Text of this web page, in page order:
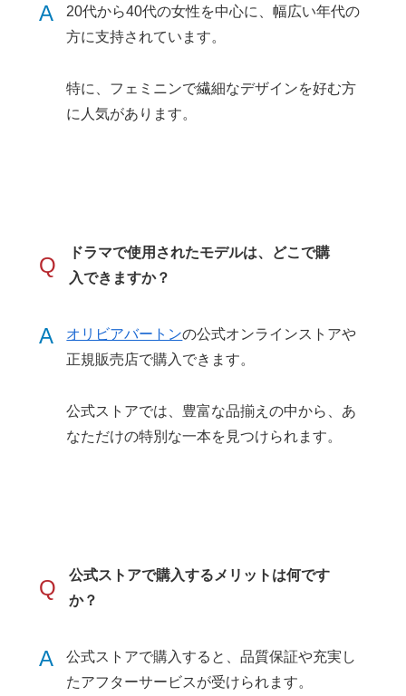
A
20代から40代の女性を中心に、幅広い年代の
方に支持されています。
特に、フェミニンで繊細なデザインを好む方
に人気があります。
Q
ドラマで使用されたモデルは、どこで購
入できますか？
A オリビアバートンの公式オンラインストアや
正規販売店で購入できます。
公式ストアでは、豊富な品揃えの中から、あ
なただけの特別な一本を見つけられます。
Q
公式ストアで購入するメリットは何です
か？
A
公式ストアで購入すると、品質保証や充実し
たアフターサービスが受けられます。